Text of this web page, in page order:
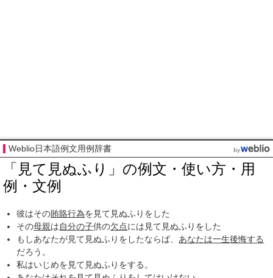
Weblio日本語例文用例辞書
「見て見ぬふり」の例文・使い方・用
例・文例
彼はその賄賂行為を見て見ぬふりをした
その母親は自分の子供の欠点には見て見ぬふりをした
もしあなたが見て見ぬふりをしたならば、 あなたは一生後悔する
だろう。
私はいじめを見て見ぬふりをする。